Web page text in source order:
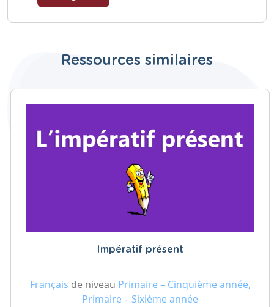
Ressources similaires
Impératif présent
Français de niveau Primaire – Cinquième année,
Primaire – Sixième année